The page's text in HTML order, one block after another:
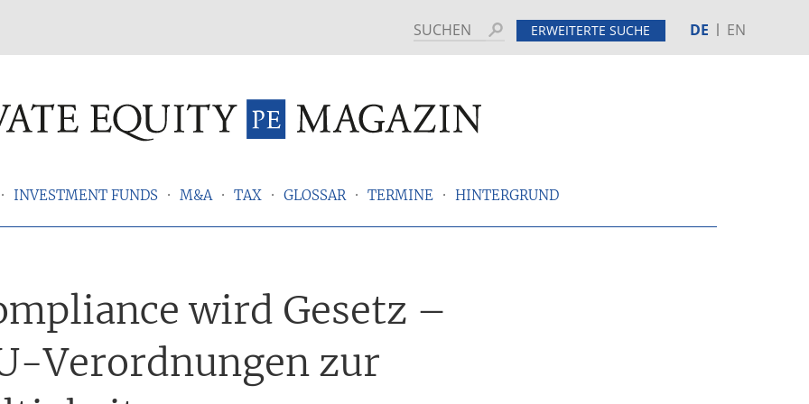
Suchen ERWEITERTE SUCHE DE EN
INVESTMENT FUNDS M&A TAX GLOSSAR TERMINE HINTERGRUND
wird Gesetz –
Verordnungen zur